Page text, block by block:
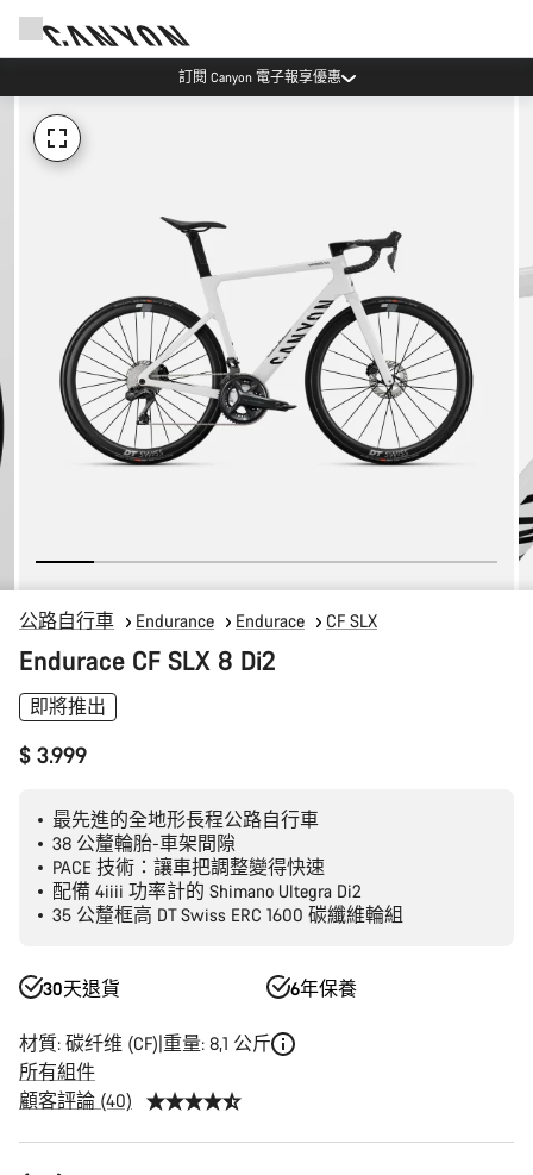
訂閱 Canyon 電子報享優惠
公路自行車 Endurance Endurace CF SLX
Endurace CF SLX 8 Di2
即將推出
$ 3.999
最先進的全地形長程公路自行車
38 公釐輪胎-車架間隙
PACE 技術：讓車把調整變得快速
配備 4iiii 功率計的 Shimano Ultegra Di2
35 公釐框高 DT Swiss ERC 1600 碳纖維輪組
30天退貨 6年保養
材質: 碳纤维 (CF) 重量: 8,1 公斤
所有組件
顧客評論 (40)